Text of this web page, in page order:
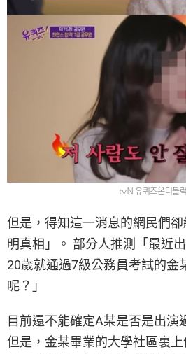
tvN 유퀴즈온더블럭
但是，得知這一消息的網民們
明真相」。 部分人推測「最近
20歲就通過7級公務員考試的金
呢？」
目前還不能確定A某是否是出演
但是，金某畢業的大學社區裏